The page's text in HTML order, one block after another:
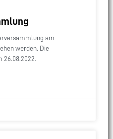
am
werden. Die
26.08.2022.